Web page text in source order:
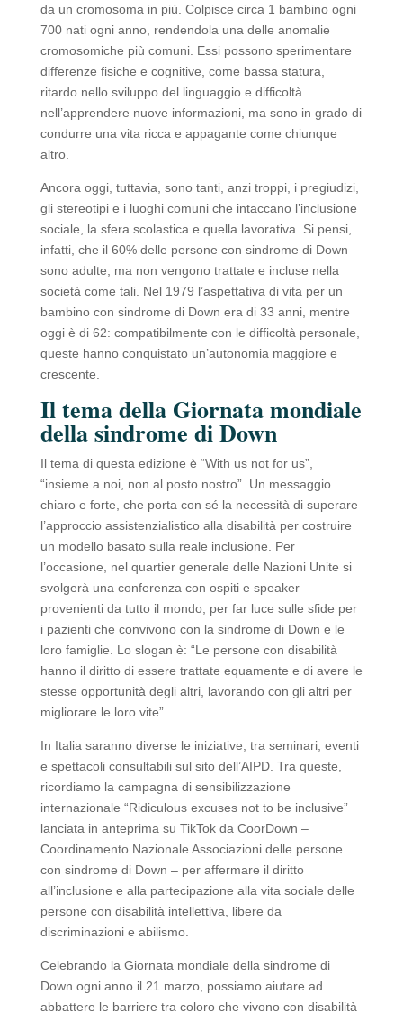
da un cromosoma in più. Colpisce circa 1 bambino ogni
700 nati ogni anno, rendendola una delle anomalie
cromosomiche più comuni. Essi possono sperimentare
differenze fisiche e cognitive, come bassa statura,
ritardo nello sviluppo del linguaggio e difficoltà
nell’apprendere nuove informazioni, ma sono in grado di
condurre una vita ricca e appagante come chiunque
altro.
Ancora oggi, tuttavia, sono tanti, anzi troppi, i pregiudizi,
gli stereotipi e i luoghi comuni che intaccano l’inclusione
sociale, la sfera scolastica e quella lavorativa. Si pensi,
infatti, che il 60% delle persone con sindrome di Down
sono adulte, ma non vengono trattate e incluse nella
società come tali. Nel 1979 l’aspettativa di vita per un
bambino con sindrome di Down era di 33 anni, mentre
oggi è di 62: compatibilmente con le difficoltà personale,
queste hanno conquistato un’autonomia maggiore e
crescente.
Il tema della Giornata mondiale
della sindrome di Down
Il tema di questa edizione è “With us not for us”,
“insieme a noi, non al posto nostro”. Un messaggio
chiaro e forte, che porta con sé la necessità di superare
l’approccio assistenzialistico alla disabilità per costruire
un modello basato sulla reale inclusione. Per
l’occasione, nel quartier generale delle Nazioni Unite si
svolgerà una conferenza con ospiti e speaker
provenienti da tutto il mondo, per far luce sulle sfide per
i pazienti che convivono con la sindrome di Down e le
loro famiglie. Lo slogan è: “Le persone con disabilità
hanno il diritto di essere trattate equamente e di avere le
stesse opportunità degli altri, lavorando con gli altri per
migliorare le loro vite”.
In Italia saranno diverse le iniziative, tra seminari, eventi
e spettacoli consultabili sul sito dell’AIPD. Tra queste,
ricordiamo la campagna di sensibilizzazione
internazionale “Ridiculous excuses not to be inclusive”
lanciata in anteprima su TikTok da CoorDown –
Coordinamento Nazionale Associazioni delle persone
con sindrome di Down – per affermare il diritto
all’inclusione e alla partecipazione alla vita sociale delle
persone con disabilità intellettiva, libere da
discriminazioni e abilismo.
Celebrando la Giornata mondiale della sindrome di
Down ogni anno il 21 marzo, possiamo aiutare ad
abbattere le barriere tra coloro che vivono con disabilità